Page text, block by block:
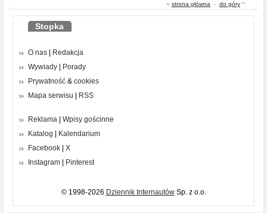
« strona główna - do góry ^
Stopka
O nas
Redakcja
Wywiady
Porady
Prywatność & cookies
Mapa serwisu
RSS
Reklama
Wpisy gościnne
Katalog
Kalendarium
Facebook
X
Instagram
Pinterest
© 1998-2026 Dziennik InternautówSp. z o.o.